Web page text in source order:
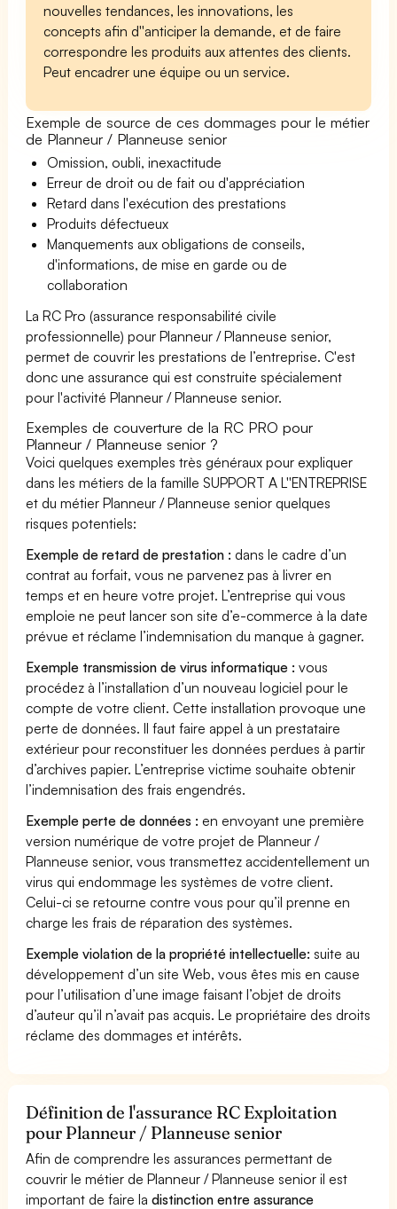
nouvelles tendances, les innovations, les
concepts afin d''anticiper la demande, et de faire
correspondre les produits aux attentes des clients.
Peut encadrer une équipe ou un service.
Exemple de source de ces dommages pour le métier
de Planneur / Planneuse senior
Omission, oubli, inexactitude
Erreur de droit ou de fait ou d'appréciation
Retard dans l'exécution des prestations
Produits défectueux
Manquements aux obligations de conseils,
d'informations, de mise en garde ou de
collaboration
La RC Pro (assurance responsabilité civile
professionnelle) pour Planneur / Planneuse senior,
permet de couvrir les prestations de l’entreprise. C'est
donc une assurance qui est construite spécialement
pour l'activité Planneur / Planneuse senior.
Exemples de couverture de la RC PRO pour
Planneur / Planneuse senior ?
Voici quelques exemples très généraux pour expliquer
dans les métiers de la famille SUPPORT A L''ENTREPRISE
et du métier Planneur / Planneuse senior quelques
risques potentiels:
Exemple de retard de prestation : dans le cadre d’un
contrat au forfait, vous ne parvenez pas à livrer en
temps et en heure votre projet. L’entreprise qui vous
emploie ne peut lancer son site d’e-commerce à la date
prévue et réclame l’indemnisation du manque à gagner.
Exemple transmission de virus informatique : vous
procédez à l’installation d’un nouveau logiciel pour le
compte de votre client. Cette installation provoque une
perte de données. Il faut faire appel à un prestataire
extérieur pour reconstituer les données perdues à partir
d’archives papier. L’entreprise victime souhaite obtenir
l’indemnisation des frais engendrés.
Exemple perte de données : en envoyant une première
version numérique de votre projet de Planneur /
Planneuse senior, vous transmettez accidentellement un
virus qui endommage les systèmes de votre client.
Celui-ci se retourne contre vous pour qu’il prenne en
charge les frais de réparation des systèmes.
Exemple violation de la propriété intellectuelle: suite au
développement d’un site Web, vous êtes mis en cause
pour l’utilisation d’une image faisant l’objet de droits
d’auteur qu’il n’avait pas acquis. Le propriétaire des droits
réclame des dommages et intérêts.
Définition de l'assurance RC Exploitation
pour Planneur / Planneuse senior
Afin de comprendre les assurances permettant de
couvrir le métier de Planneur / Planneuse senior il est
important de faire ladistinction entre assurance